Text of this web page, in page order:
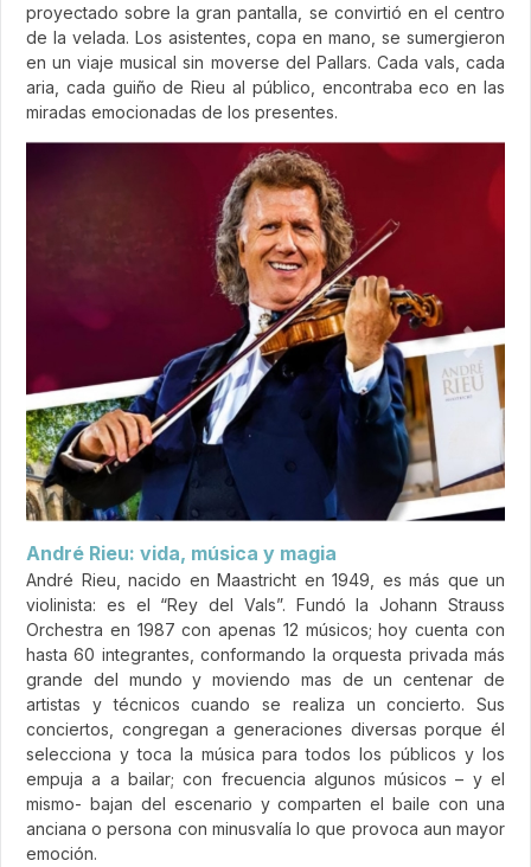
proyectado sobre la gran pantalla, se convirtió en el centro
de la velada. Los asistentes, copa en mano, se sumergieron
en un viaje musical sin moverse del Pallars. Cada vals, cada
aria, cada guiño de Rieu al público, encontraba eco en las
miradas emocionadas de los presentes.
André Rieu: vida, música y magia
André Rieu, nacido en Maastricht en 1949, es más que un
violinista: es el “Rey del Vals”. Fundó la Johann Strauss
Orchestra en 1987 con apenas 12 músicos; hoy cuenta con
hasta 60 integrantes, conformando la orquesta privada más
grande del mundo y moviendo mas de un centenar de
artistas y técnicos cuando se realiza un concierto. Sus
conciertos, congregan a generaciones diversas porque él
selecciona y toca la música para todos los públicos y los
empuja a a bailar; con frecuencia algunos músicos – y el
mismo- bajan del escenario y comparten el baile con una
anciana o persona con minusvalía lo que provoca aun mayor
emoción.